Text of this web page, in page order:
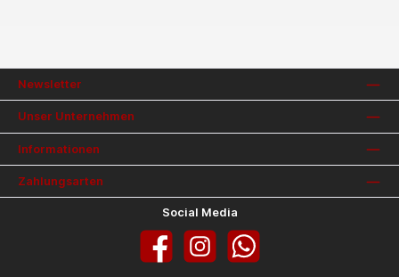
Newsletter
Unser Unternehmen
Informationen
Zahlungsarten
Social Media
Facebook InstagramWhatsApp